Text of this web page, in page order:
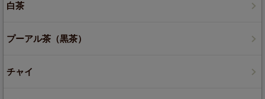
白茶
プーアル茶（黒茶）
チャイ